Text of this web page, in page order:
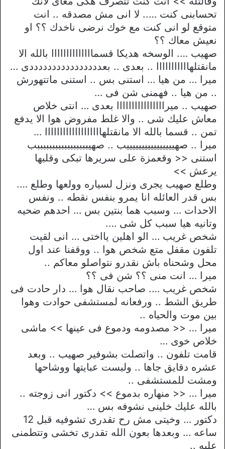
تحسابنى كنت ….. لا انى مش مصدقه .. انت
متوقع لو انى كنت مع خوك نرضى ناخدك ؟؟ او
نعيش معاك ؟؟
صهيب …. الوسخه هديكا قسماااااااااااااا بالله الا
مانقتلهااااااااااا .. بعدى .. بعددددددددددددددددى …
ميرا … من هيا … استنى بس .. استنى ماتتهورش
.. من هيا .. فهمنى شن فى …
صهيب .. ميراااااااااااااااا بعدى … انتى خلاص
معاش عليك شى .. والا غلط مفروض هوا الا يدفع
تمن .. قسما بالله الا مانقتلهااااااااااااااااااا …
ميرا .. صهييييييييييييييييب .. صهيبببببببببببببببببب
استنى << وقعمزة على سريرها تبكى وقلبها
يرعش >>
وطلع صهيب يجرى ونزل لسياره وولعها وطلع ….
بس قدر العائله انا يمرو بنفس نقطه .. ونفس
الاحدات … وسبب هما بنتين بس … احدهم ضحيه
وتانيه هيا سبب كل شى ….
شخص غريب … الو اهلين يااختى … انى لقيت
تلفون مقفل متع شخص هوا .. ووقفنا عند اول
محل وشحناه باش نقدرو نتواصلو معاكم ..
ميرا … انت منى ؟؟ شن فى ؟؟
شخص غريب …. صاحب نقال هوا … دار حادت فى
طريق الشط .. ورفعانه لمستشفى حوادت وهوا
بين موت والحياه ..
ميرا … << مصدومه ودموع فى عينها >> ماشى
خلاص خوى …
قامت تلفون .. واتصلت بشوفير صهيب .. وبعد
عشره دقايق جاها .. ولبست عبايتها ووشاحها
ومشت للمستشفى ..
ميرا … << منهاره بدموع >> دكتور انى زوجته ..
بالله عليك خلينى نشوفه بس …
دكتور … وخيتى مش رح تقدرى تشوفيه قبل 12
ساعه … وبعدها بعون الله تقدرى تخشى وتتطمنى
عليه ..